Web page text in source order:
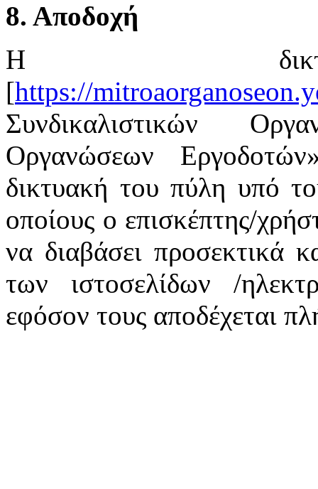
8. Αποδοχή
Η
[https://
Συνδικαλιστικών
Οργανώσεων
δικτυακή του πύλη υπό
οποίους ο επισκέπτης/
να διαβάσει προσεκτικά
των ιστοσελίδων /
εφόσον τους αποδέχεται